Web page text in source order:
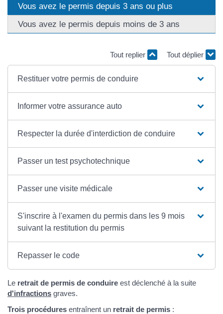
Vous avez le permis depuis 3 ans ou plus
Vous avez le permis depuis moins de 3 ans
Tout replier Tout déplier
Restituer votre permis de conduire
Informer votre assurance auto
Respecter la durée d'interdiction de conduire
Passer un test psychotechnique
Passer une visite médicale
S'inscrire à l'examen du permis dans les 9 mois
suivant la restitution du permis
Repasser le code
Le retrait de permis de conduire est déclenché à la suite
d'infractions graves.
Trois procédures entraînent un retrait de permis :